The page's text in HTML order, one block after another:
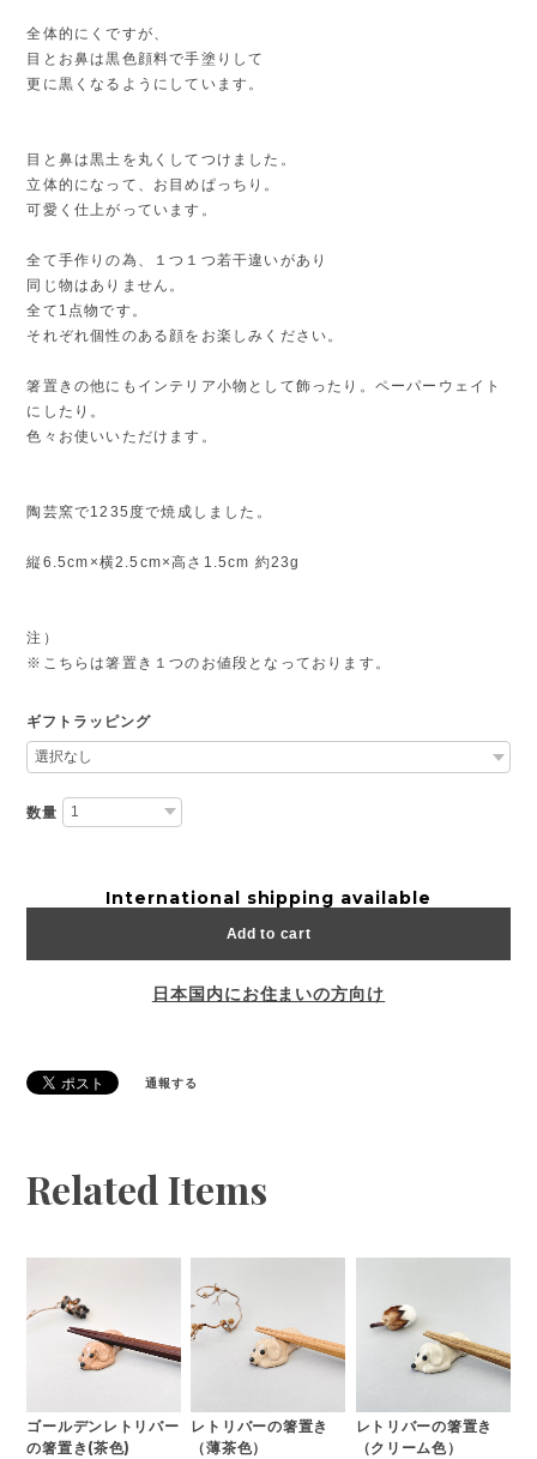
全体的にくですが、
目とお鼻は黒色顔料で手塗りして
更に黒くなるようにしています。
目と鼻は黒土を丸くしてつけました。
立体的になって、お目めぱっちり。
可愛く仕上がっています。
全て手作りの為、１つ１つ若干違いがあり
同じ物はありません。
全て1点物です。
それぞれ個性のある顔をお楽しみください。
箸置きの他にもインテリア小物として飾ったり。ペーパーウェイト
にしたり。
色々お使いいただけます。
陶芸窯で1235度で焼成しました。
縦6.5cm×横2.5cm×高さ1.5cm 約23g
注）
※こちらは箸置き１つのお値段となっております。
ギフトラッピング
数量
International shipping available
Add to cart
日本国内にお住まいの方向け
通報する
Related Items
ゴールデンレトリバー
の箸置き(茶色)
レトリバーの箸置き
（薄茶色）
レトリバーの箸置き
（クリーム色）